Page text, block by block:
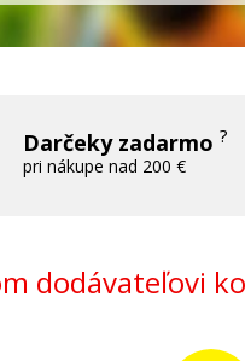
Darčeky zadarmo?
pri nákupe nad 200 €
dodávateľovi